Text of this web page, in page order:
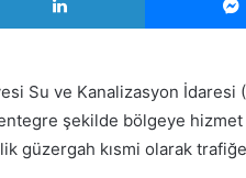
Su ve Kanalizasyon İdaresi
şekilde bölgeye
güzergah kısmi olarak trafiğe